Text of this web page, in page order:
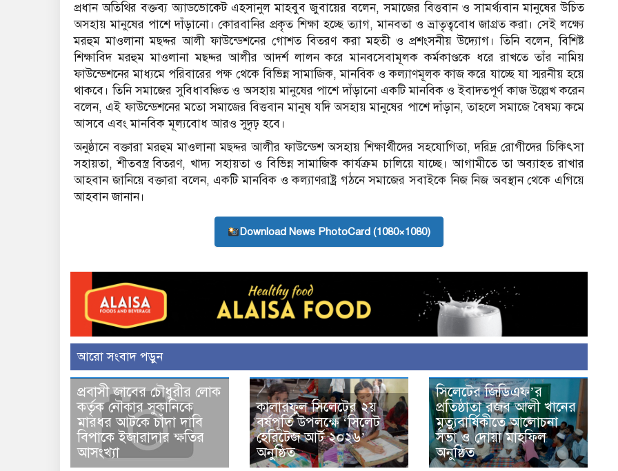
প্রধান অতিথির বক্তব্য অ্যাডভোকেট এহসানুল মাহবুব জুবায়ের বলেন, সমাজের বিত্তবান ও সামর্থ্যবান মানুষের উচিত
অসহায় মানুষের পাশে দাঁড়ানো। কোরবানির প্রকৃত শিক্ষা হচ্ছে ত্যাগ, মানবতা ও ভ্রাতৃত্ববোধ জাগ্রত করা। সেই লক্ষ্যে
মরহুম মাওলানা মছদ্দর আলী ফাউন্ডেশনের গোশত বিতরণ করা মহতী ও প্রশংসনীয় উদ্যোগ। তিনি বলেন, বিশিষ্ট
শিক্ষাবিদ মরহুম মাওলানা মছদ্দর আলীর আদর্শ লালন করে মানবসেবামূলক কর্মকাণ্ডকে ধরে রাখতে তাঁর নামিয়
ফাউন্ডেশনের মাধ্যমে পরিবারের পক্ষ থেকে বিভিন্ন সামাজিক, মানবিক ও কল্যাণমূলক কাজ করে যাচ্ছে যা স্মরনীয় হয়ে
থাকবে। তিনি সমাজের সুবিধাবঞ্চিত ও অসহায় মানুষের পাশে দাঁড়ানো একটি মানবিক ও ইবাদতপূর্ণ কাজ উল্লেখ করেন
বলেন, এই ফাউন্ডেশনের মতো সমাজের বিত্তবান মানুষ যদি অসহায় মানুষের পাশে দাঁড়ান, তাহলে সমাজে বৈষম্য কমে
আসবে এবং মানবিক মূল্যবোধ আরও সুদৃঢ় হবে।
অনুষ্ঠানে বক্তারা মরহুম মাওলানা মছদ্দর আলীর ফাউন্ডেশ অসহায় শিক্ষার্থীদের সহযোগিতা, দরিদ্র রোগীদের চিকিৎসা
সহায়তা, শীতবস্ত্র বিতরণ, খাদ্য সহায়তা ও বিভিন্ন সামাজিক কার্যক্রম চালিয়ে যাচ্ছে। আগামীতে তা অব্যাহত রাখার
আহবান জানিয়ে বক্তারা বলেন, একটি মানবিক ও কল্যাণরাষ্ট্র গঠনে সমাজের সবাইকে নিজ নিজ অবস্থান থেকে এগিয়ে
আহবান জানান।
Download News PhotoCard (1080×1080)
আরো সংবাদ পড়ুন
প্রবাসী জাবের চৌধুরীর লোক
কর্তৃক নৌকার সুকানিকে
মারধর আটকে চাঁদা দাবি
বিপাকে ইজারাদার ক্ষতির
আসংখ্যা
কালারফুল সিলেটের ২য়
বর্ষপূর্তি উপলক্ষে ‘সিলেট
হেরিটেজ আর্ট ২০২৬’
অনুষ্ঠিত
সিলেটের জিডিএফ’র
প্রতিষ্ঠাতা রজব আলী খানের
মৃত্যুবার্ষিকীতে আলোচনা
সভা ও দোয়া মাহফিল
অনুষ্ঠিত